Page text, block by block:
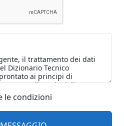
le condizioni